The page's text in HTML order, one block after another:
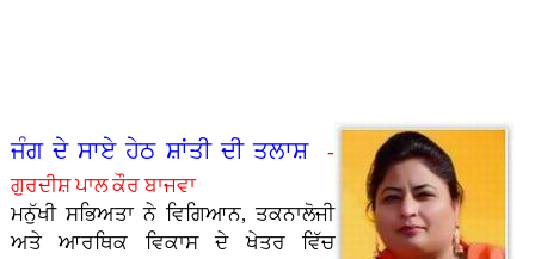
ਜਿੰ�...
ਜੰਗ ਦੇ ਸਾਏ ਹੇਠ ਸ਼ਾਂਤੀ ਦੀ ਤਲਾਸ਼-
ਗੁਰਦੀਸ਼ ਪਾਲ ਕੌਰ ਬਾਜਵਾ
ਮਨੁੱਖੀ ਸਭਿਅਤਾ ਨੇ ਵਿਗਿਆਨ, ਤਕਨਾਲੋਜੀ
ਅਤੇ ਆਰਥਿਕ ਵਿਕਾਸ ਦੇ ਖੇਤਰ ਵਿੱਚ